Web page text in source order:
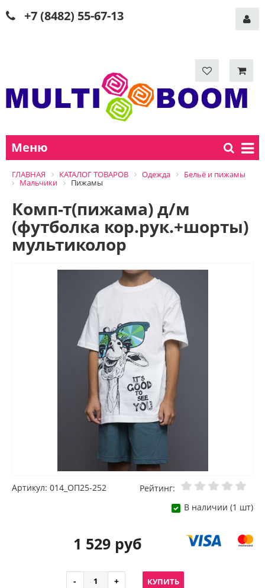
+7 (8482) 55-67-13
Меню
ГЛАВНАЯ КАТАЛОГ ТОВАРОВ Одежда
Бельё и пижамы
Мальчики
Пижамы
Комп-т(пижама) д/м
(футболка кор.рук.+шорты)
мультиколор
Артикул: 014_ОП25-252
Рейтинг:
В наличии (1 шт)
1 529 руб
КУПИТЬ